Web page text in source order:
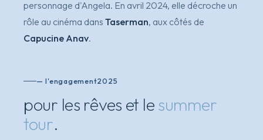
personnage d'Angela. En avril 2024, elle décroche un
rôle au cinéma dans Taserman, aux côtés de
Capucine Anav.
— l'engagement2025
pour les rêves et lesummer
tour.